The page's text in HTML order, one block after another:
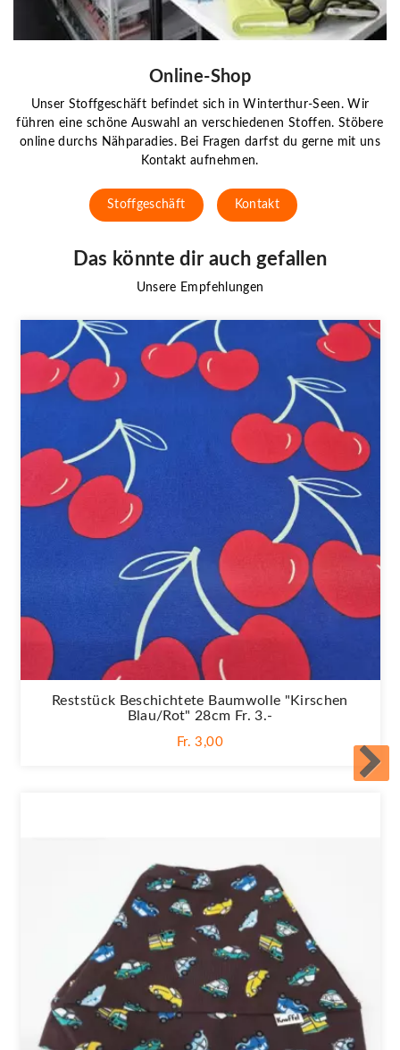
Online-Shop
Unser Stoffgeschäft befindet sich in Winterthur-Seen. Wir
führen eine schöne Auswahl an verschiedenen Stoffen. Stöbere
online durchs Nähparadies. Bei Fragen darfst du gerne mit uns
Kontakt aufnehmen.
Stoffgeschäft Kontakt
Das könnte dir auch gefallen
Unsere Empfehlungen
Reststück Beschichtete Baumwolle "Kirschen
Blau/rot" 28cm Fr. 3.-
Fr. 3,00